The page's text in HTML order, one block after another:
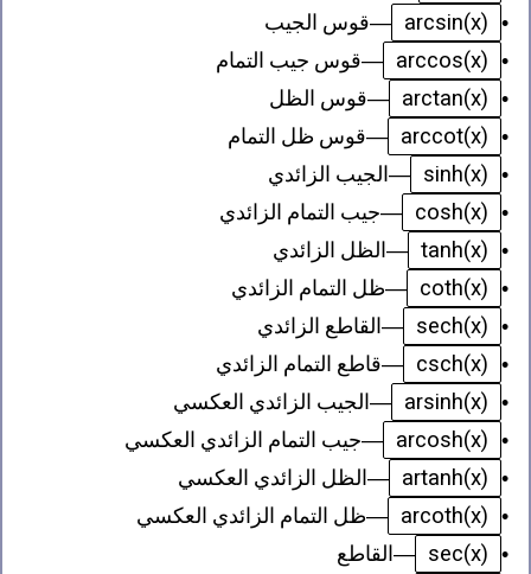
•
arcsin(x)
—قوس الجيب
•
arccos(x)
—قوس جيب التمام
•
arctan(x)
—قوس الظل
•
arccot(x)
—قوس ظل التمام
•
sinh(x)
— الجيب الزائدي
•
cosh(x)
—جيب التمام الزائدي
•
tanh(x)
— الظل الزائدي
•
coth(x)
—ظل التمام الزائدي
•
sech(x)
— القاطع الزائدي
•
csch(x)
—قاطع التمام الزائدي
•
arsinh(x)
— الجيب الزائدي العكسي
•
arcosh(x)
—جيب التمام الزائدي العكسي
•
artanh(x)
— الظل الزائدي العكسي
•
arcoth(x)
—ظل التمام الزائدي العكسي
•
sec(x)
— القاطع